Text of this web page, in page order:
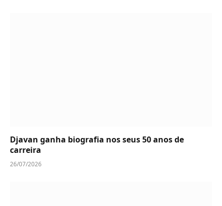
Djavan ganha biografia nos seus 50 anos de
carreira
26/07/2026